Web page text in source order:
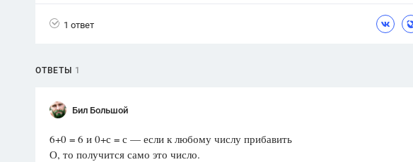
1 ответ
ОТВЕТЫ 1
Бил Большой
6+0 = 6 и 0+с = с — если к любому числу прибавить
О, то получится само это число.